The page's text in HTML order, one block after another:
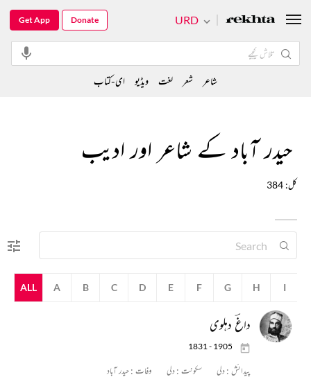
حیدر آباد کے شاعر اور ادیب
کل: 384
ALL A B C D E F G H I
داغؔ دہلوی
1831 - 1905
پیدائش :دلی سکونت :دلی وفات :حیدر آباد
URD
Get App Donate
شاعر شعر لغت ویڈیو ای-کتاب